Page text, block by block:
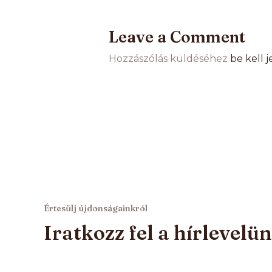
Leave a Comment
Hozzászólás küldéséhez be kell
Értesülj újdonságainkról
Iratkozz fel a